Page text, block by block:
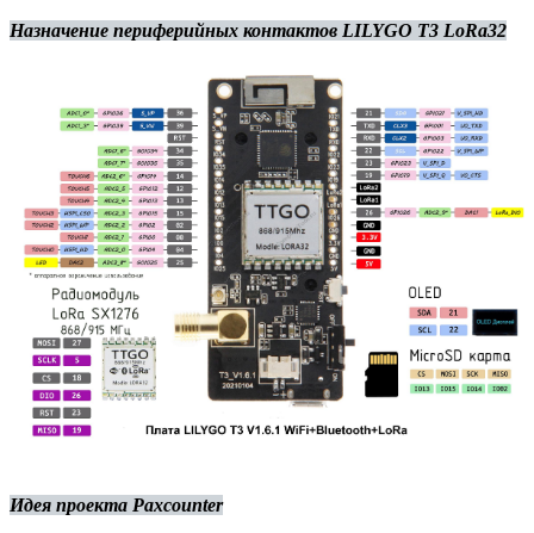
Назначение периферийных контактов LILYGO T3 LoRa32
Идея проекта Paxcounter